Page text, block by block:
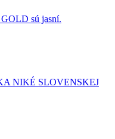
sú jasní.
NIKÉ SLOVENSKEJ